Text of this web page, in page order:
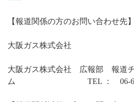
【報道関係の方のお問い合わせ先】
大阪ガス株式会社
大阪ガス株式会社 広報部 報道
ム TEL ： 06-